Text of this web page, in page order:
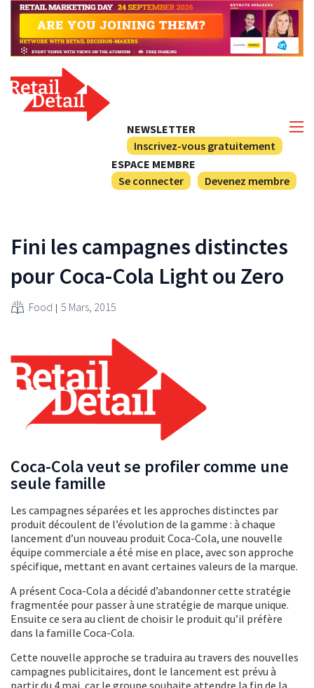
NEWSLETTER
Inscrivez-vous gratuitement
ESPACE MEMBRE
Se connecter
Devenez membre
Fini les campagnes distinctes
pour Coca-Cola Light ou Zero
Food 5 Mars, 2015
Coca-Cola veut se profiler comme une
seule famille
Les campagnes séparées et les approches distinctes par
produit découlent de l’évolution de la gamme : à chaque
lancement d’un nouveau produit Coca-Cola, une nouvelle
équipe commerciale a été mise en place, avec son approche
spécifique, mettant en avant certaines valeurs de la marque.
A présent Coca-Cola a décidé d’abandonner cette stratégie
fragmentée pour passer à une stratégie de marque unique.
Ensuite ce sera au client de choisir le produit qu’il préfère
dans la famille Coca-Cola.
Cette nouvelle approche se traduira au travers des nouvelles
campagnes publicitaires, dont le lancement est prévu à
partir du 4 mai, car le groupe souhaite attendre la fin de la